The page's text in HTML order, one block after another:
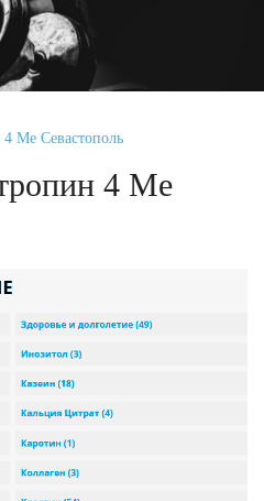
Ме Севастополь
4 Ме